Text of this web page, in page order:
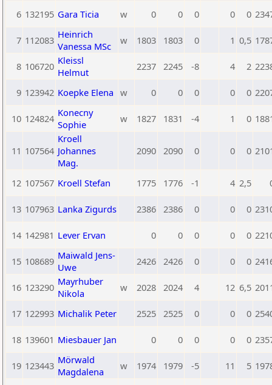
6 132195 Gara Ticia w 0 0 0 0 0
7 112083 Heinrich
Vanessa MSc
w 1803 1803 0 1 0,5
8 106720 Kleissl
Helmut
2237 2245 -8 4 2
9 123942 Koepke Elena w 0 0 0 0 0
10 124824 Konecny
Sophie
w 1827 1831 -4 1 0
11 107564
Kroell
Johannes
Mag.
2090 2090 0 0 0
12 107567 Kroell Stefan 1775 1776 -1 4 2,5
13 107963 Lanka Zigurds 2386 2386 0 0 0
14 142981 Lever Ervan 0 0 0 0 0
15 108689 Maiwald Jens-
Uwe
2426 2426 0 0 0
16 123290 Mayrhuber
Nikola
w 2028 2024 4 12 6,5
17 122993 Michalik Peter 2525 2525 0 0 0
18 139601 Miesbauer Jan 0 0 0 0 0
19 123443 Mörwald
Magdalena
w 1974 1979 -5 11 5